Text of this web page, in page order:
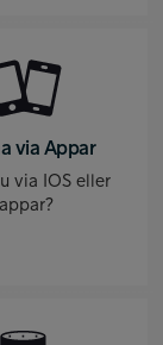
via Appar
via IOS eller